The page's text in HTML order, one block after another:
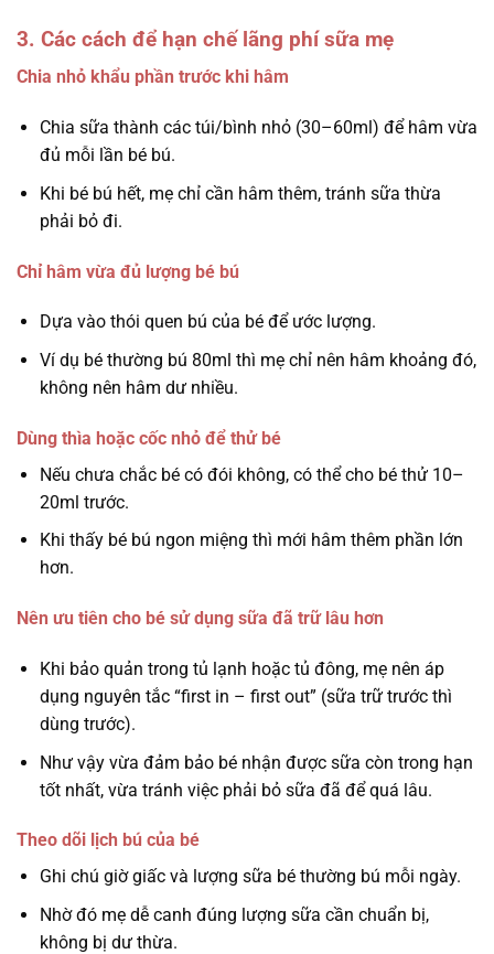
3. Các cách để hạn chế lãng phí sữa mẹ
Chia nhỏ khẩu phần trước khi hâm
Chia sữa thành các túi/bình nhỏ (30–60ml) để hâm vừa
đủ mỗi lần bé bú.
Khi bé bú hết, mẹ chỉ cần hâm thêm, tránh sữa thừa
phải bỏ đi.
Chỉ hâm vừa đủ lượng bé bú
Dựa vào thói quen bú của bé để ước lượng.
Ví dụ bé thường bú 80ml thì mẹ chỉ nên hâm khoảng đó,
không nên hâm dư nhiều.
Dùng thìa hoặc cốc nhỏ để thử bé
Nếu chưa chắc bé có đói không, có thể cho bé thử 10–
20ml trước.
Khi thấy bé bú ngon miệng thì mới hâm thêm phần lớn
hơn.
Nên ưu tiên cho bé sử dụng sữa đã trữ lâu hơn
Khi bảo quản trong tủ lạnh hoặc tủ đông, mẹ nên áp
dụng nguyên tắc “first in – first out” (sữa trữ trước thì
dùng trước).
Như vậy vừa đảm bảo bé nhận được sữa còn trong hạn
tốt nhất, vừa tránh việc phải bỏ sữa đã để quá lâu.
Theo dõi lịch bú của bé
Ghi chú giờ giấc và lượng sữa bé thường bú mỗi ngày.
Nhờ đó mẹ dễ canh đúng lượng sữa cần chuẩn bị,
không bị dư thừa.